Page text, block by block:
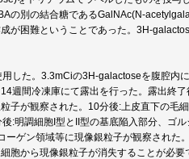
の別の結合糖であるGalNAc(N-
が困難ということであった。3H-
した。3.3mCiの3H-galactoseを腹腔内
週間冷凍庫にて露出を行った。露出終
子が観察された。10分後:上皮直下の毛
:明調細胞I型とII型の基底陥入部分、ゴ
ゲン領域等に現像銀粒子が観察された。
胞から現像銀粒子が消失することが必